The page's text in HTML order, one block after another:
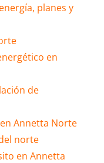
planes y
en
de
Annetta Norte
norte
en Annetta